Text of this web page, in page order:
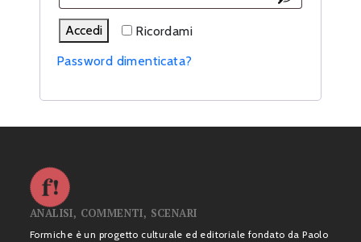
Ricordami
Accedi
Password dimenticata?
ANALISI, COMMENTI, SCENARI
Formiche è un progetto culturale ed editoriale fondato da Paolo